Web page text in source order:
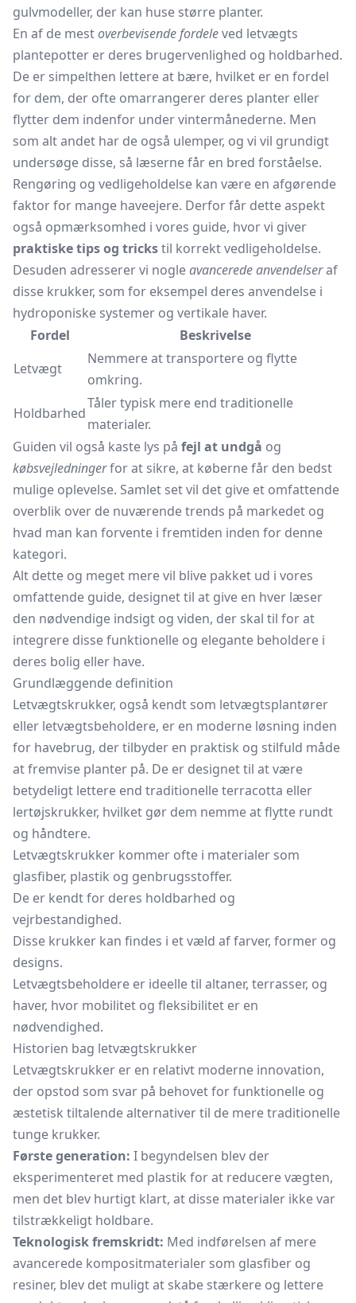
gulvmodeller, der kan huse større planter.
En af de mestoverbevisende fordeleved letvægts
plantepotter er deres brugervenlighed og holdbarhed.
De er simpelthen lettere at bære, hvilket er en fordel
for dem, der ofte omarrangerer deres planter eller
flytter dem indenfor under vintermånederne. Men
som alt andet har de også ulemper, og vi vil grundigt
undersøge disse, så læserne får en bred forståelse.
Rengøring og vedligeholdelse kan være en afgørende
faktor for mange haveejere. Derfor får dette aspekt
også opmærksomhed i vores guide, hvor vi giver
praktiske tips og trickstil korrekt vedligeholdelse.
Desuden adresserer vi nogleavancerede anvendelseraf
disse krukker, som for eksempel deres anvendelse i
hydroponiske systemer og vertikale haver.
Fordel
Beskrivelse
Letvægt
Nemmere at transportere og flytte
omkring.
Holdbarhed
Tåler typisk mere end traditionelle
materialer.
Guiden vil også kaste lys på fejl at undgå og
købsvejledningerfor at sikre, at køberne får den bedst
mulige oplevelse. Samlet set vil det give et omfattende
overblik over de nuværende trends på markedet og
hvad man kan forvente i fremtiden inden for denne
kategori.
Alt dette og meget mere vil blive pakket ud i vores
omfattende guide, designet til at give en hver læser
den nødvendige indsigt og viden, der skal til for at
integrere disse funktionelle og elegante beholdere i
deres bolig eller have.
Grundlæggende definition
Letvægtskrukker, også kendt som letvægtsplantører
eller letvægtsbeholdere, er en moderne løsning inden
for havebrug, der tilbyder en praktisk og stilfuld måde
at fremvise planter på. De er designet til at være
betydeligt lettere end traditionelle terracotta eller
lertøjskrukker, hvilket gør dem nemme at flytte rundt
og håndtere.
Letvægtskrukker kommer ofte i materialer som
glasfiber, plastik og genbrugsstoffer.
De er kendt for deres holdbarhed og
vejrbestandighed.
Disse krukker kan findes i et væld af farver, former og
designs.
Letvægtsbeholdere er ideelle til altaner, terrasser, og
haver, hvor mobilitet og fleksibilitet er en
nødvendighed.
Historien bag letvægtskrukker
Letvægtskrukker er en relativt moderne innovation,
der opstod som svar på behovet for funktionelle og
æstetisk tiltalende alternativer til de mere traditionelle
tunge krukker.
Første generation: I begyndelsen blev der
eksperimenteret med plastik for at reducere vægten,
men det blev hurtigt klart, at disse materialer ikke var
tilstrækkeligt holdbare.
Teknologisk fremskridt: Med indførelsen af mere
avancerede kompositmaterialer som glasfiber og
resiner, blev det muligt at skabe stærkere og lettere